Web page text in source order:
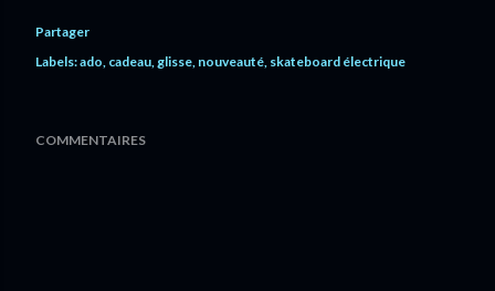
Partager
Labels:ado cadeau glisse nouveauté skateboard électrique
COMMENTAIRES